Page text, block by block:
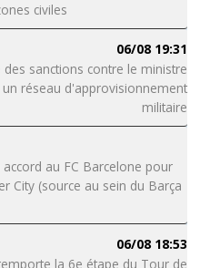
civiles
06/08 19:31
sanctions contre le ministre
réseau d'approvisionnement
militaire
au FC Barcelone pour
City (source au sein du Barça
06/08 18:53
la 6e étape du Tour de